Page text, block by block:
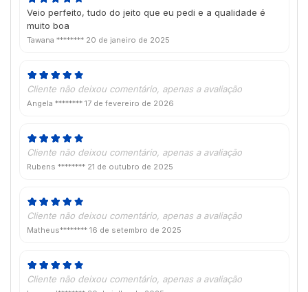
Veio perfeito, tudo do jeito que eu pedi e a qualidade é
muito boa
Tawana ******** 20 de janeiro de 2025
Cliente não deixou comentário, apenas a avaliação
Angela ******** 17 de fevereiro de 2026
Cliente não deixou comentário, apenas a avaliação
Rubens ******** 21 de outubro de 2025
Cliente não deixou comentário, apenas a avaliação
Matheus******** 16 de setembro de 2025
Cliente não deixou comentário, apenas a avaliação